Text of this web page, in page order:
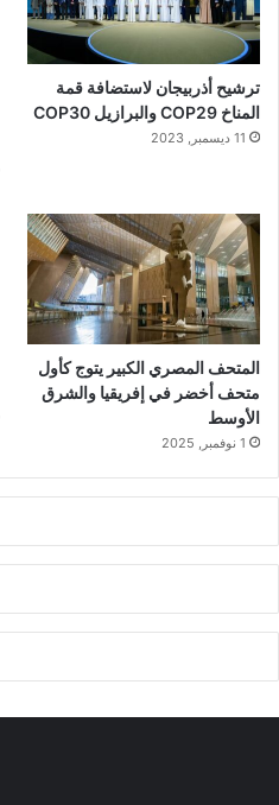
ترشيح أذربيجان لاستضافة قمة
المناخ COP29 والبرازيل COP30
11 ديسمبر, 2023
المتحف المصري الكبير يتوج كأول
متحف أخضر في إفريقيا والشرق
الأوسط
1 نوفمبر, 2025